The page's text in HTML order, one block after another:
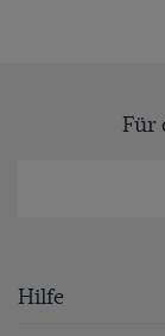
Für
Hilfe